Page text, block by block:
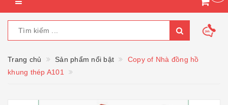
Trang chủ Sản phẩm nổi bật
Copy of Nhà đồng hồ
khung thép A101